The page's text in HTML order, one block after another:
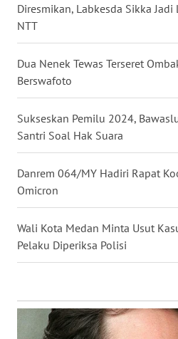
Diresmikan, Labkesda Sikka
NTT
Dua Nenek Tewas Terseret
Berswafoto
Sukseskan Pemilu 2024,
Santri Soal Hak Suara
Danrem 064/MY Hadiri Rapat
Omicron
Wali Kota Medan Minta Usut
Pelaku Diperiksa Polisi
KALTARA
KALSEL
KALTIM
WN
SULSEL
WN
GORONTALO
WN
WN
MALUKU